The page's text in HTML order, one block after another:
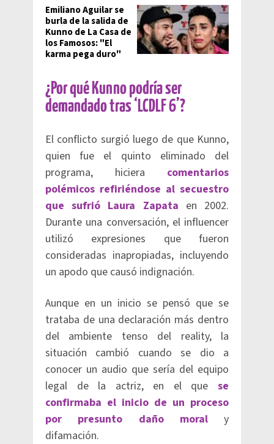
Emiliano Aguilar se
burla de la salida de
Kunno de La Casa de
los Famosos: "El
karma pega duro"
¿Por qué Kunno podría ser
demandado tras ‘LCDLF 6’?
El conflicto surgió luego de que Kunno,
quien fue el quinto eliminado del
programa, hiciera comentarios
polémicos refiriéndose al secuestro
que sufrió Laura Zapata en 2002.
Durante una conversación, el influencer
utilizó expresiones que fueron
consideradas inapropiadas, incluyendo
un apodo que causó indignación.
Aunque en un inicio se pensó que se
trataba de una declaración más dentro
del ambiente tenso del reality, la
situación cambió cuando se dio a
conocer un audio que sería del equipo
legal de la actriz, en el que se
confirmaba el inicio de un proceso
por presunto daño moral y
difamación.